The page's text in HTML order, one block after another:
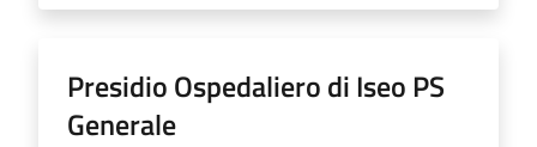
Presidio Ospedaliero di Iseo PS
Generale